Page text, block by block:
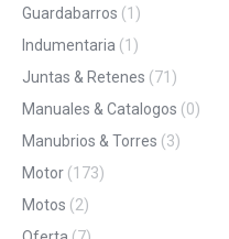
Guardabarros (1)
Indumentaria (1)
Juntas & Retenes (71)
Manuales & Catalogos (0)
Manubrios & Torres (3)
Motor (173)
Motos (2)